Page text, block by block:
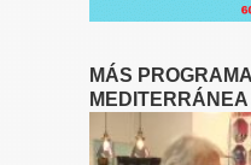
MÁS
MEDITERRÁNEA